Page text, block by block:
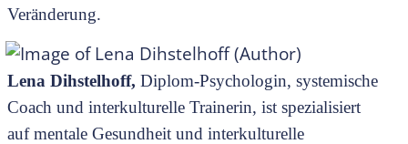
Veränderung.
Lena Dihstelhoff, Diplom-Psychologin, systemische
Coach und interkulturelle Trainerin, ist spezialisiert
auf mentale Gesundheit und interkulturelle